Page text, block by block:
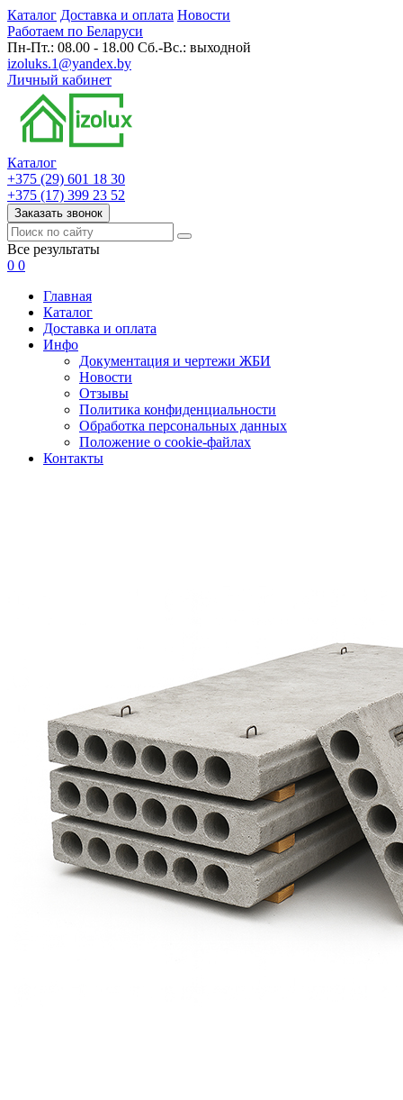
Каталог Доставка и оплата Новости
Работаем по Беларуси
Пн-Пт.: 08.00 - 18.00 Сб.-Вс.: выходной
izoluks.1@yandex.by
Личный кабинет
Каталог
+375 (29) 601 18 30
+375 (17) 399 23 52
Заказать звонок
Все результаты
0 0
Главная
Каталог
Доставка и оплата
Инфо
Документация и чертежи ЖБИ
Новости
Отзывы
Политика конфиденциальности
Обработка персональных данных
Положение о cookie-файлах
Контакты